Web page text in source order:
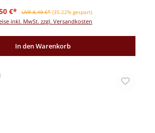
€* Regulärer Preis:
UVP 8,49 €* (35.22% gespart)
inkl. MwSt. zzgl. Versandkosten
In den Warenkorb